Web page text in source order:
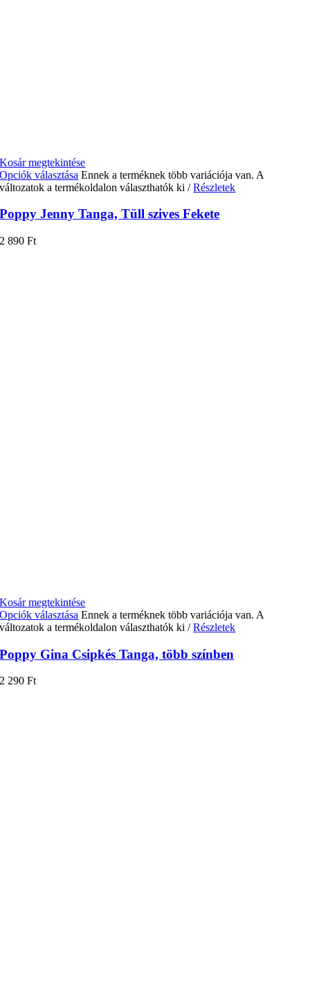
Kosár megtekintése
Opciók választása Ennek a terméknek több variációja van. A
változatok a termékoldalon választhatók ki/ Részletek
Poppy Jenny Tanga, Tüll szives Fekete
2 890Ft
Kosár megtekintése
Opciók választása Ennek a terméknek több variációja van. A
változatok a termékoldalon választhatók ki/ Részletek
Poppy Gina Csipkés Tanga, több színben
2 290Ft